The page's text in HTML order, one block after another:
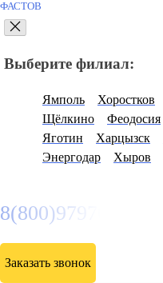
ФАСТОВ
Выберите филиал:
Ямполь Хоростков
Щёлкино
Феодосия
Яготин
Харцызск
Энергодар
Хыров
8(800)9797043
Заказать звонок